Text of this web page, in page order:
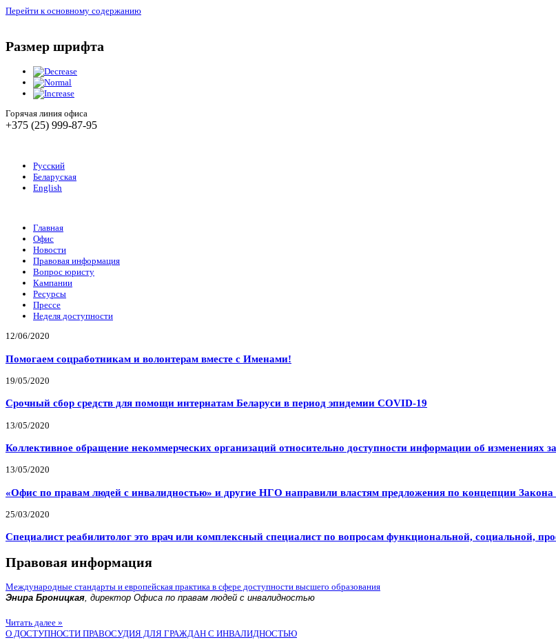
Перейти к основному содержанию
Размер шрифта
Горячая линия офиса
+375 (25) 999-87-95
Русский
Беларуская
English
Главная
Офис
Новости
Правовая информация
Вопрос юристу
Кампании
Ресурсы
Прессе
Неделя доступности
12/06/2020
Помогаем соцработникам и волонтерам вместе с Именами!
19/05/2020
Срочный сбор средств для помощи интернатам Беларуси в период эпидемии COVID-19
13/05/2020
Коллективное обращение некоммерческих организаций относительно доступности информации об изменениях
13/05/2020
«Офис по правам людей с инвалидностью» и другие НГО направили властям предложения по концепции Закона
25/03/2020
Специалист реабилитолог это врач или комплексный специалист по вопросам функциональной, социальной,
Правовая информация
Международные стандарты и европейская практика в сфере доступности высшего образования
Энира Броницкая, директор Офиса по правам людей с инвалидностью
Читать далее »
О ДОСТУПНОСТИ ПРАВОСУДИЯ ДЛЯ ГРАЖДАН С ИНВАЛИДНОСТЬЮ